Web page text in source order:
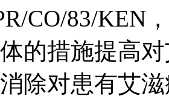
CO/83/KEN
的措施提高
除对患有艾